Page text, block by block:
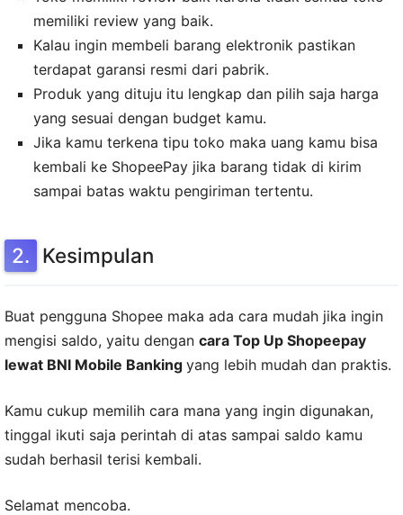
memiliki review yang baik.
Kalau ingin membeli barang elektronik pastikan
terdapat garansi resmi dari pabrik.
Produk yang dituju itu lengkap dan pilih saja harga
yang sesuai dengan budget kamu.
Jika kamu terkena tipu toko maka uang kamu bisa
kembali ke ShopeePay jika barang tidak di kirim
sampai batas waktu pengiriman tertentu.
Kesimpulan
Buat pengguna Shopee maka ada cara mudah jika ingin
mengisi saldo, yaitu dengan cara Top Up Shopeepay
lewat BNI Mobile Banking yang lebih mudah dan praktis.
Kamu cukup memilih cara mana yang ingin digunakan,
tinggal ikuti saja perintah di atas sampai saldo kamu
sudah berhasil terisi kembali.
Selamat mencoba.